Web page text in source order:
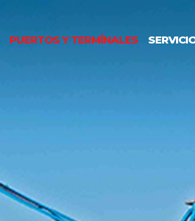
PUERTOS Y TERMİNALES